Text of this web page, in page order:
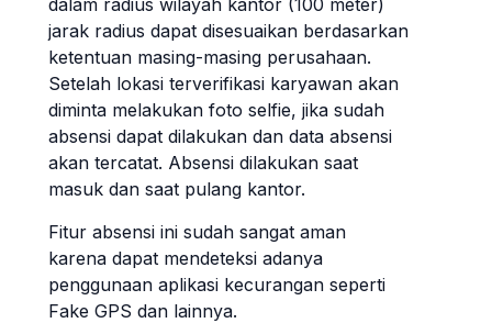
dalam radius wilayah kantor (100 meter)
jarak radius dapat disesuaikan berdasarkan
ketentuan masing-masing perusahaan.
Setelah lokasi terverifikasi karyawan akan
diminta melakukan foto selfie, jika sudah
absensi dapat dilakukan dan data absensi
akan tercatat. Absensi dilakukan saat
masuk dan saat pulang kantor.
Fitur absensi ini sudah sangat aman
karena dapat mendeteksi adanya
penggunaan aplikasi kecurangan seperti
Fake GPS dan lainnya.